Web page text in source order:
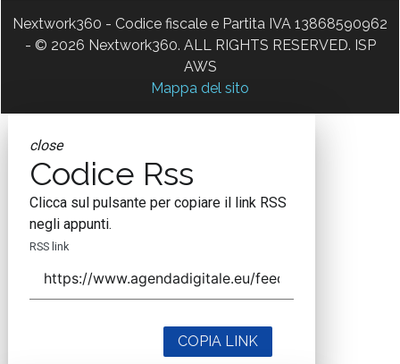
Nextwork360 - Codice fiscale e Partita IVA 13868590962
- © 2026 Nextwork360. ALL RIGHTS RESERVED. ISP
AWS
Mappa del sito
close
Codice Rss
Clicca sul pulsante per copiare il link RSS
negli appunti.
RSS link
COPIA LINK